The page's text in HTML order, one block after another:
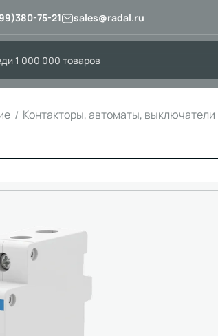
75-21 sales@radal.ru
Контакторы, автоматы, выключатели